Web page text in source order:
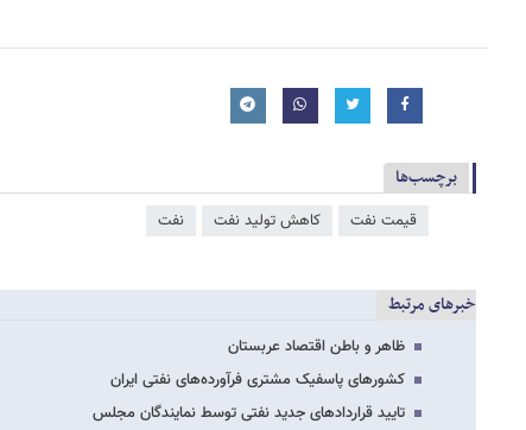
برچسب‌ها
قیمت نفت کاهش تولید نفت نفت
خبرهای مرتبط
ظاهر و باطن اقتصاد عربستان
کشورهای پاسفیک مشتری فرآورده‌های نفتی ایران
تایید قراردادهای جدید نفتی توسط نمایندگان مجلس